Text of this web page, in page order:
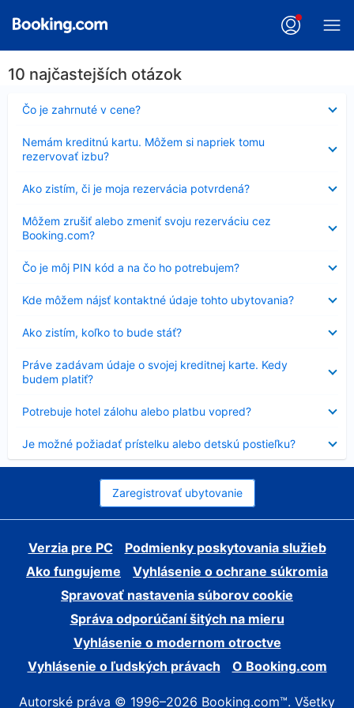
10 najčastejších otázok
Čo je zahrnuté v cene?
Nezobrazuje
sa
Nemám kreditnú kartu. Môžem si napriek tomu
rezervovať izbu?
sa
Ako zistím, či je moja rezervácia potvrdená?
sa
Môžem zrušiť alebo zmeniť svoju rezerváciu cez
Booking.com?
sa
Čo je môj PIN kód a na čo ho potrebujem?
Nezobrazuje
sa
Kde môžem nájsť kontaktné údaje tohto ubytovania?
sa
Ako zistím, koľko to bude stáť?
sa
Práve zadávam údaje o svojej kreditnej karte. Kedy
budem platiť?
sa
Potrebuje hotel zálohu alebo platbu vopred?
sa
Je možné požiadať prístelku alebo detskú postieľku?
sa
Zaregistrovať ubytovanie
Verzia pre PC
Podmienky poskytovania služieb
Ako fungujeme
Vyhlásenie o ochrane súkromia
Spravovať nastavenia súborov cookie
Správa odporúčaní šitých na mieru
Vyhlásenie o modernom otroctve
Vyhlásenie o ľudských právach
O Booking.com
Autorské práva © 1996–2026 Booking.com™. Všetky